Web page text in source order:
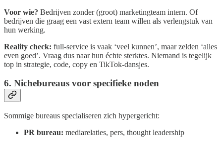
Voor wie? Bedrijven zonder (groot) marketingteam intern. Of
bedrijven die graag een vast extern team willen als verlengstuk van
hun werking.
Reality check: full-service is vaak ‘veel kunnen’, maar zelden ‘alles
even goed’. Vraag dus naar hun échte sterktes. Niemand is tegelijk
top in strategie, code, copy en TikTok-dansjes.
6. Nichebureaus voor specifieke noden
Sommige bureaus specialiseren zich hypergericht:
PR bureau: mediarelaties, pers, thought leadership